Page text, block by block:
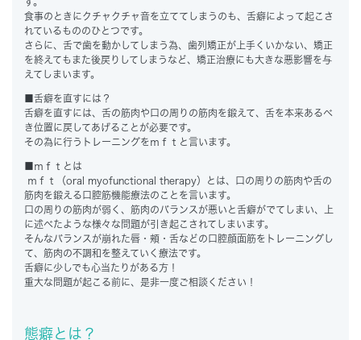
食事のときにクチャクチャ音を立ててしまうのも、舌癖によって起こさ
れているもののひとつです。
さらに、舌で歯を動かしてしまう為、歯列矯正が上手くいかない、矯正
を終えてもまた後戻りしてしまうなど、矯正治療にも大きな悪影響を与
えてしまいます。
■舌癖を直すには？
舌癖を直すには、舌の筋肉や口の周りの筋肉を鍛えて、舌を本来あるべ
き位置に戻してあげることが必要です。
その為に行うトレーニングをｍｆｔと言います。
■ｍｆｔとは
ｍｆｔ（oral myofunctional therapy）とは、口の周りの筋肉や舌の
筋肉を鍛える口腔筋機能療法のことを言います。
口の周りの筋肉が弱く、筋肉のバランスが悪いと舌癖がでてしまい、上
に述べたような様々な問題が引き起こされてしまいます。
そんなバランスが崩れた唇・頬・舌などの口腔顔面筋をトレーニングし
て、筋肉の不調和を整えていく療法です。
舌癖に少しでも心当たりがある方！
重大な問題が起こる前に、是非一度ご相談ください！
態癖とは？